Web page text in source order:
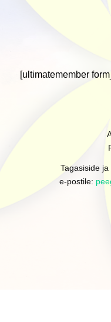
[ultimatemember
Tagasiside
e-postile: